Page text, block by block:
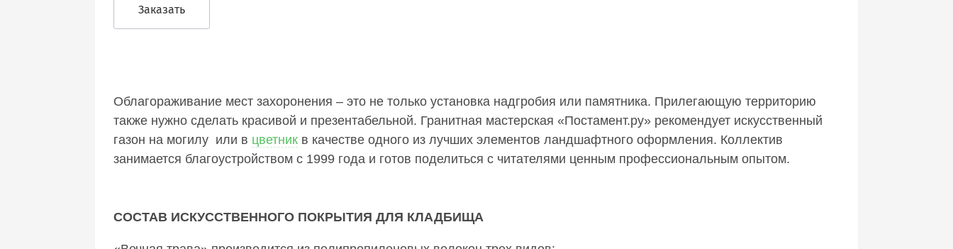
Заказать
Облагораживание мест захоронения – это не только установка надгробия или памятника. Прилегающую территорию
также нужно сделать красивой и презентабельной. Гранитная мастерская «Постамент.ру» рекомендует искусственный
газон на могилу или в цветник в качестве одного из лучших элементов ландшафтного оформления. Коллектив
занимается благоустройством с 1999 года и готов поделиться с читателями ценным профессиональным опытом.
СОСТАВ ИСКУССТВЕННОГО ПОКРЫТИЯ ДЛЯ КЛАДБИЩА